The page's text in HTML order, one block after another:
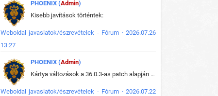
PHOENIX (Admin)
Kisebb javítások történtek:
Weboldal javaslatok/észrevételek - Fórum · 2026.07.26
13:27
PHOENIX (Admin)
Kártya változások a 36.0.3-as patch alapján frissítve az adatbázisban (képek is cserélve).
Weboldal javaslatok/észrevételek - Fórum · 2026.07.22